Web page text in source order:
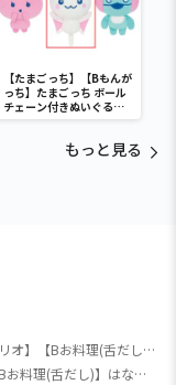
【たまごっち】【Bもんが
っち】たまごっち ボール
チェーン付きぬいぐるみ
～Tamagotchi
もっと見る
【サンリオ】【Bお料理(舌だし)】はなまるおばけ はなまるチャーム付きマスコット
【サンリオ】【Bお料理(舌だし)】はなまるおばけ はなまるチャーム付きマスコット